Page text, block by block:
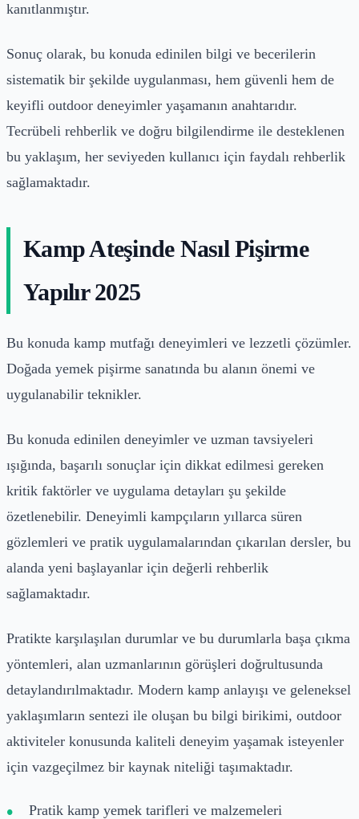
kanıtlanmıştır.
Sonuç olarak, bu konuda edinilen bilgi ve becerilerin
sistematik bir şekilde uygulanması, hem güvenli hem de
keyifli outdoor deneyimler yaşamanın anahtarıdır.
Tecrübeli rehberlik ve doğru bilgilendirme ile desteklenen
bu yaklaşım, her seviyeden kullanıcı için faydalı rehberlik
sağlamaktadır.
Kamp Ateşinde Nasıl Pişirme
Yapılır 2025
Bu konuda kamp mutfağı deneyimleri ve lezzetli çözümler.
Doğada yemek pişirme sanatında bu alanın önemi ve
uygulanabilir teknikler.
Bu konuda edinilen deneyimler ve uzman tavsiyeleri
ışığında, başarılı sonuçlar için dikkat edilmesi gereken
kritik faktörler ve uygulama detayları şu şekilde
özetlenebilir. Deneyimli kampçıların yıllarca süren
gözlemleri ve pratik uygulamalarından çıkarılan dersler, bu
alanda yeni başlayanlar için değerli rehberlik
sağlamaktadır.
Pratikte karşılaşılan durumlar ve bu durumlarla başa çıkma
yöntemleri, alan uzmanlarının görüşleri doğrultusunda
detaylandırılmaktadır. Modern kamp anlayışı ve geleneksel
yaklaşımların sentezi ile oluşan bu bilgi birikimi, outdoor
aktiviteler konusunda kaliteli deneyim yaşamak isteyenler
için vazgeçilmez bir kaynak niteliği taşımaktadır.
Pratik kamp yemek tarifleri ve malzemeleri